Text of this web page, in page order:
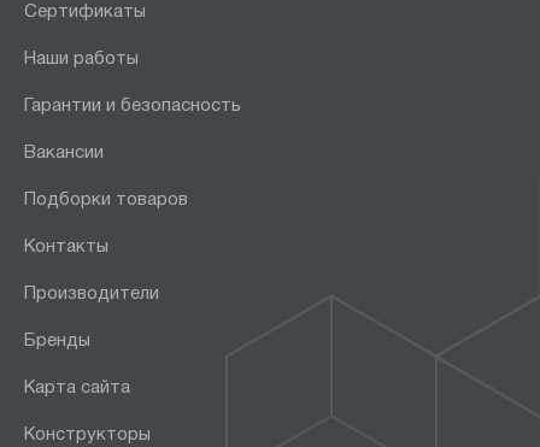
Сертификаты
Наши работы
Гарантии и безопасность
Вакансии
Подборки товаров
Контакты
Производители
Бренды
Карта сайта
Конструкторы